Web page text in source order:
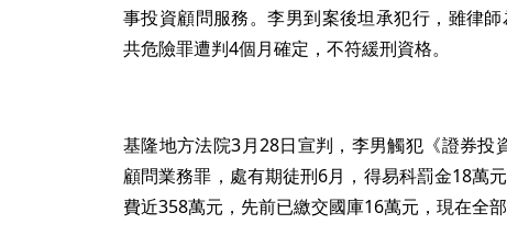
事投資顧問服務。李男到案後坦承犯行，雖律
共危險罪遭判4個月確定，不符緩刑資格。
基隆地方法院3月28日宣判，李男觸犯《證券投
顧問業務罪，處有期徒刑6月，得易科罰金18萬
費近358萬元，先前已繳交國庫16萬元，現在全部